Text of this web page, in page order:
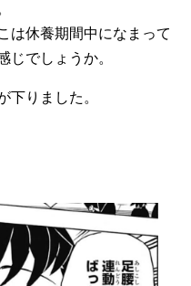
は休養期間中になまって
じでしょうか。
下りました。